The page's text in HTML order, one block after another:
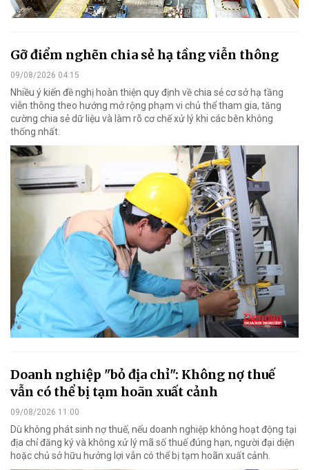
Gỡ điểm nghẽn chia sẻ hạ tầng viễn thông
09/08/2026 04:15
Nhiều ý kiến đề nghị hoàn thiện quy định về chia sẻ cơ sở hạ tầng
viễn thông theo hướng mở rộng phạm vi chủ thể tham gia, tăng
cường chia sẻ dữ liệu và làm rõ cơ chế xử lý khi các bên không
thống nhất.
Doanh nghiệp "bỏ địa chỉ": Không nợ thuế
vẫn có thể bị tạm hoãn xuất cảnh
09/08/2026 11:00
Dù không phát sinh nợ thuế, nếu doanh nghiệp không hoạt động tại
địa chỉ đăng ký và không xử lý mã số thuế đúng hạn, người đại diện
hoặc chủ sở hữu hưởng lợi vẫn có thể bị tạm hoãn xuất cảnh.